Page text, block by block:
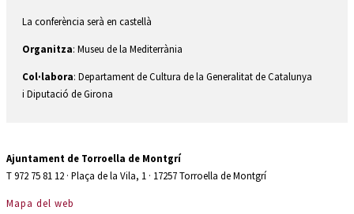
La conferència serà en castellà
Organitza: Museu de la Mediterrània
Col·labora: Departament de Cultura de la Generalitat de Catalunya
i Diputació de Girona
Ajuntament de Torroella de Montgrí
T 972 75 81 12 · Plaça de la Vila, 1 · 17257 Torroella de Montgrí
Mapa del web